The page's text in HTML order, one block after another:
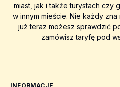
miast, jak i także turystach czy
w innym mieście. Nie każdy
już teraz możesz sprawdzić
zamówisz taryfę pod